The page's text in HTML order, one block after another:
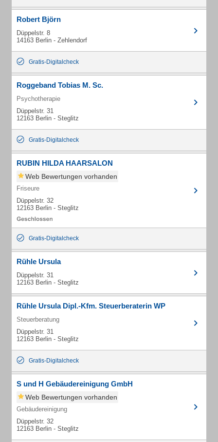
Robert Björn
Düppelstr. 8
14163 Berlin - Zehlendorf
Gratis-Digitalcheck
Roggeband Tobias M. Sc.
Psychotherapie
Düppelstr. 31
12163 Berlin - Steglitz
Gratis-Digitalcheck
RUBIN HILDA HAARSALON
Web Bewertungen vorhanden
Friseure
Düppelstr. 32
12163 Berlin - Steglitz
Gratis-Digitalcheck
Rühle Ursula
Düppelstr. 31
12163 Berlin - Steglitz
Rühle Ursula Dipl.-Kfm. Steuerberaterin WP
Steuerberatung
Düppelstr. 31
12163 Berlin - Steglitz
Gratis-Digitalcheck
S und H Gebäudereinigung GmbH
Web Bewertungen vorhanden
Gebäudereinigung
Düppelstr. 32
12163 Berlin - Steglitz